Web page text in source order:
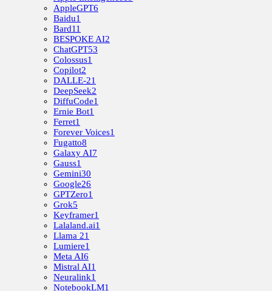
AppleGPT6
Baidu1
Bard11
BESPOKE AI2
ChatGPT53
Colossus1
Copilot2
DALLE-21
DeepSeek2
DiffuCode1
Ernie Bot1
Ferret1
Forever Voices1
Fugatto8
Galaxy AI7
Gauss1
Gemini30
Google26
GPTZero1
Grok5
Keyframer1
Lalaland.ai1
Llama 21
Lumiere1
Meta AI6
Mistral AI1
Neuralink1
NotebookLM1